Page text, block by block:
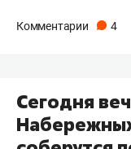
Комментарии 4
Сегодня